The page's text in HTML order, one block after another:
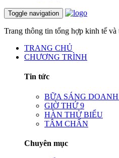
Toggle navigation
Trang thông tin tổng hợp kinh tế và
TRANG CHỦ
CHƯƠNG TRÌNH
Tin tức
BỮA SÁNG
GIỜ THỨ 9
HÀN THỬ BIỂU
TÂM CHẤN
Chuyên mục